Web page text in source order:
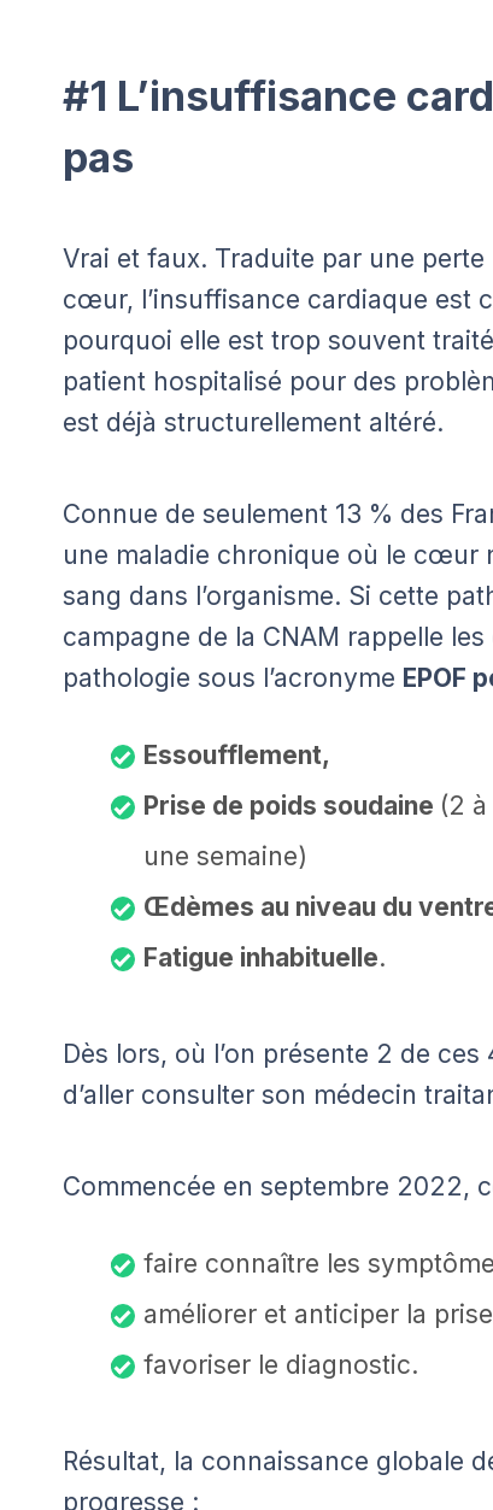
#1 L’insuffisance
pas
Vrai et faux. Traduite par une
cœur, l’insuffisance cardiaque est
pourquoi elle est trop souvent
patient hospitalisé pour des
est déjà structurellement altéré.
Connue de seulement 13 % des
une maladie chronique où le cœur
sang dans l’organisme. Si cette
campagne de la CNAM rappelle
pathologie sous l’acronyme EPOF
Essoufflement,
Prise de poids soudaine (2
une semaine)
Œdèmes au niveau du
Fatigue inhabituelle.
Dès lors, où l’on présente 2 de
d’aller consulter son médecin
Commencée en septembre 2022,
faire connaître les
améliorer et anticiper la
favoriser le diagnostic.
Résultat, la connaissance globale
progresse :